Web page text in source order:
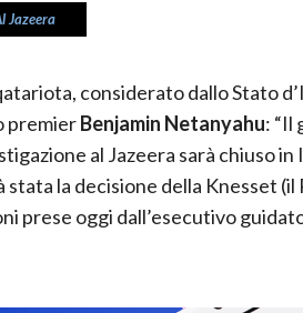
Jazeera
considerato dallo Stato
premierBenjamin Netanyahu: “Il
al Jazeera sarà chiuso in
stata la decisione della Knesset
prese oggi dall’esecutivo